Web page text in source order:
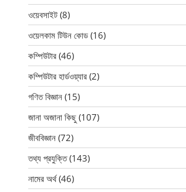
ওয়েবসাইট (8)
ওয়েলকাম টিউন কোড (16)
কম্পিউটার (46)
কম্পিউটার হার্ডওয়্যার (2)
গণিত বিজ্ঞান (15)
জানা অজানা কিছু (107)
জীববিজ্ঞান (72)
তথ্য প্রযুক্তি(143)
নামের অর্থ(46)